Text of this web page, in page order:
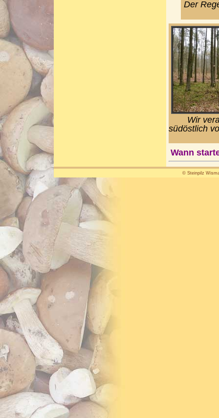
Der
Wir
südöstlich
Wann
© Steinpilz